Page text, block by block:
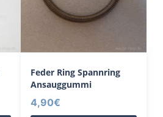
Feder Ring Spannring
Ansauggummi
4,90€